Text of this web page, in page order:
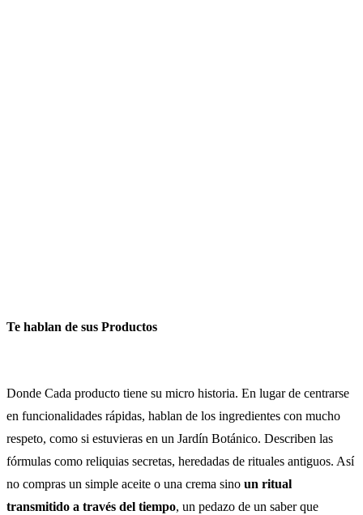
Te hablan de sus Productos
Donde Cada producto tiene su micro historia. En lugar de centrarse
en funcionalidades rápidas, hablan de los ingredientes con mucho
respeto, como si estuvieras en un Jardín Botánico. Describen las
fórmulas como reliquias secretas, heredadas de rituales antiguos. Así
no compras un simple aceite o una crema sino un ritual
transmitido a través del tiempo, un pedazo de un saber que